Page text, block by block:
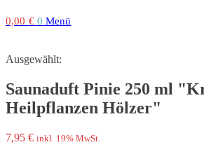
0,00 € 0 Menü
Ausgewählt:
Saunaduft Pinie 250 ml
Heilpflanzen Hölzer"
7,95 € inkl. 19% MwSt.